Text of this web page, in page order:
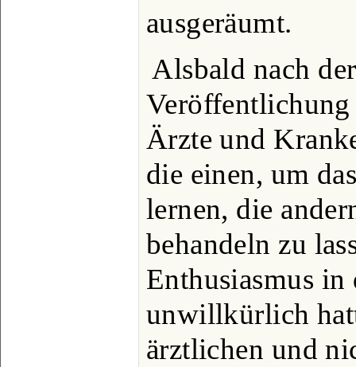
ausgeräumt.
Alsbald nach
Ärzte und
die einen, um
lernen, die
behandeln zu
Enthusiasmus in
unwillkürlich
ärztlichen und